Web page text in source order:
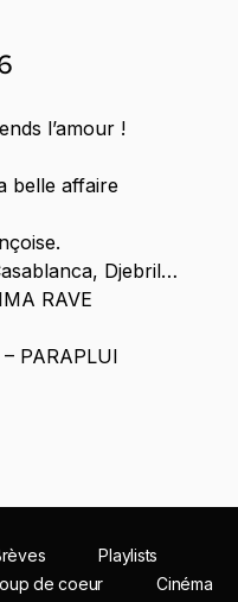
l’amour !
belle affaire
Djebril…
RAVE
PARAPLUI
Playlists
de coeur Cinéma